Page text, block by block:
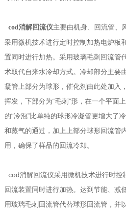
cod消解回流仪主要由机身、回流管、
采用微机技术进行定时控制加热电炉板
置同时进行加热。采用玻璃毛刺回流管
术取代自来水冷却方式。冷却部分主要
凝管上部分为球形，催化剂由此处加入
挥发，下部分为“毛刺”形，在一个平面
的“冷泡”比单纯的球形冷凝管更增大了
和蒸气的通过，加上上部分球形回流管
用，确保了样品的回流冷却。
cod消解回流仪采用微机技术进行时控
回流装置同时进行加热。达到节能、减
用玻璃毛刺回流管代替球形回流管，并